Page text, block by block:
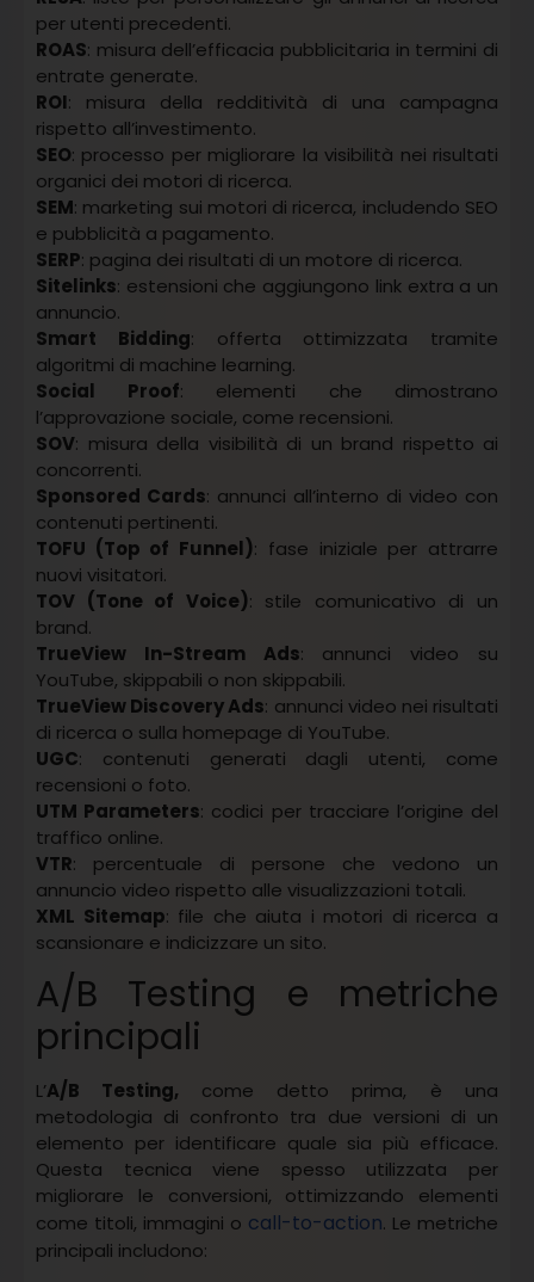
per utenti precedenti.
ROAS: misura dell’efficacia pubblicitaria in termini di
entrate generate.
ROI: misura della redditività di una campagna
rispetto all’investimento.
SEO: processo per migliorare la visibilità nei risultati
organici dei motori di ricerca.
SEM: marketing sui motori di ricerca, includendo SEO
e pubblicità a pagamento.
SERP: pagina dei risultati di un motore di ricerca.
Sitelinks: estensioni che aggiungono link extra a un
annuncio.
Smart Bidding: offerta ottimizzata tramite
algoritmi di machine learning.
Social Proof: elementi che dimostrano
l’approvazione sociale, come recensioni.
SOV: misura della visibilità di un brand rispetto ai
concorrenti.
Sponsored Cards: annunci all’interno di video con
contenuti pertinenti.
TOFU (Top of Funnel): fase iniziale per attrarre
nuovi visitatori.
TOV (Tone of Voice): stile comunicativo di un
brand.
TrueView In-Stream Ads: annunci video su
YouTube, skippabili o non skippabili.
TrueView Discovery Ads: annunci video nei risultati
di ricerca o sulla homepage di YouTube.
UGC: contenuti generati dagli utenti, come
recensioni o foto.
UTM Parameters: codici per tracciare l’origine del
traffico online.
VTR: percentuale di persone che vedono un
annuncio video rispetto alle visualizzazioni totali.
XML Sitemap: file che aiuta i motori di ricerca a
scansionare e indicizzare un sito.
A/B Testing e metriche
principali
L’A/B Testing, come detto prima, è una
metodologia di confronto tra due versioni di un
elemento per identificare quale sia più efficace.
Questa tecnica viene spesso utilizzata per
migliorare le conversioni, ottimizzando elementi
come titoli, immagini o call-to-action. Le metriche
principali includono: